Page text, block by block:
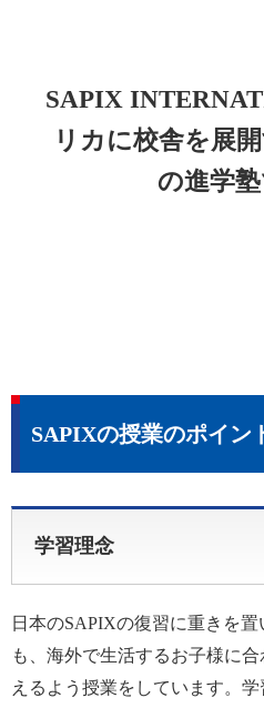
SAPIX
リカに校舎を展
の進学塾
SAPIXの授業のポイン
学習理念
日本のSAPIXの復習に重きを
も、海外で生活するお子様に
えるよう授業をしています。